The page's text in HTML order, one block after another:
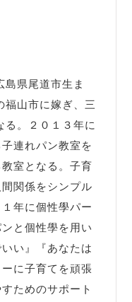
島県尾道市生ま
福山市に嫁ぎ、三
る。２０１３年に
連れパン教室を
室となる。子育
関係をシンプル
年に個性學パー
と個性學を用い
い』『あなたは
に子育てを頑張
ためのサポート